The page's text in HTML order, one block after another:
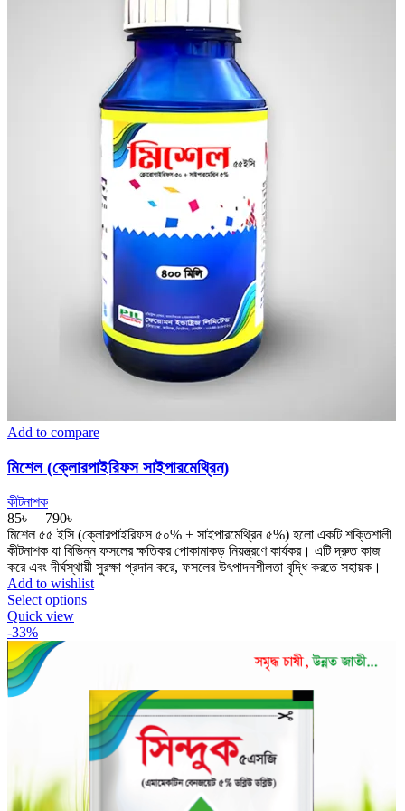
Add to compare
মিশেল (ক্লোরপাইরিফস সাইপারমেথ্রিন)
কীটনাশক
85৳ – 790৳
range:
85৳
through
790৳
মিশেল ৫৫ ইসি (ক্লোরপাইরিফস ৫০% + সাইপারমেথ্রিন ৫%) হলো একটি শক্তিশালী
কীটনাশক যা বিভিন্ন ফসলের ক্ষতিকর পোকামাকড় নিয়ন্ত্রণে কার্যকর। এটি দ্রুত কাজ
করে এবং দীর্ঘস্থায়ী সুরক্ষা প্রদান করে, ফসলের উৎপাদনশীলতা বৃদ্ধি করতে সহায়ক।
Add to wishlist
Select optionsThis
options
may
be
chosen
on
the
product
Quick view
-33%